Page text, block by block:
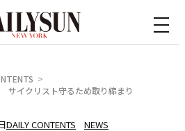
イクリスト守るため取り締まり
DAILY CONTENTS NEWS